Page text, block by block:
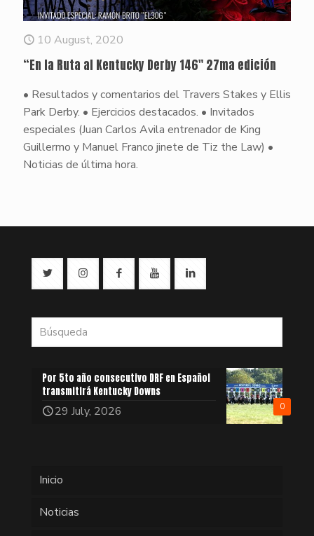
10 August, 2020
“En la Ruta al Kentucky Derby 146″ 27ma edición
• Resultados y comentarios del Travers Stakes y Ellis
Park Derby. • Ejercicios destacados. • Invitados
especiales (Juan Carlos Avila entrenador de King
Guillermo y Manuel Franco jinete de Tiz the Law) •
Noticias de última hora.
0
Por 5to año consecutivo DRF en Español
transmitirá Kentucky Downs
29 July, 2026
Inicio
Noticias